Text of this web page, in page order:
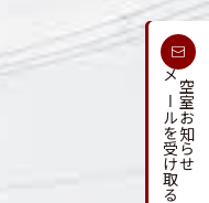
新着メールを
受け取る空室お知らせ
メールを受け取る